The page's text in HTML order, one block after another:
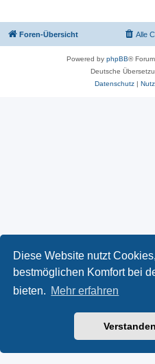
Diese Website nutzt
bestmöglichen Komfort bei
bieten. Mehr erfahren
Foren-Übersicht Alle
Powered by phpBB®
Deutsche
Datenschutz|